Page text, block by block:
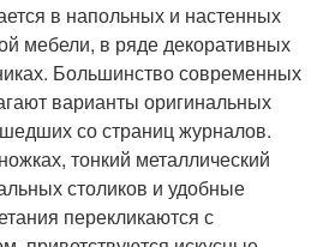
в напольных и настенных
мебели, в ряде декоративных
Большинство современных
варианты оригинальных
со страниц журналов.
тонкий металлический
столиков и удобные
перекликаются с